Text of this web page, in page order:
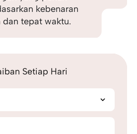
kebenaran
dan tepat waktu.
Setiap Hari